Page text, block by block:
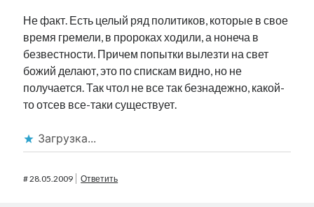
Не факт. Есть целый ряд политиков, которые в свое
время гремели, в пророках ходили, а нонеча в
безвестности. Причем попытки вылезти на свет
божий делают, это по спискам видно, но не
получается. Так чтол не все так безнадежно, какой-
то отсев все-таки существует.
Загрузка...
#28.05.2009 Ответить